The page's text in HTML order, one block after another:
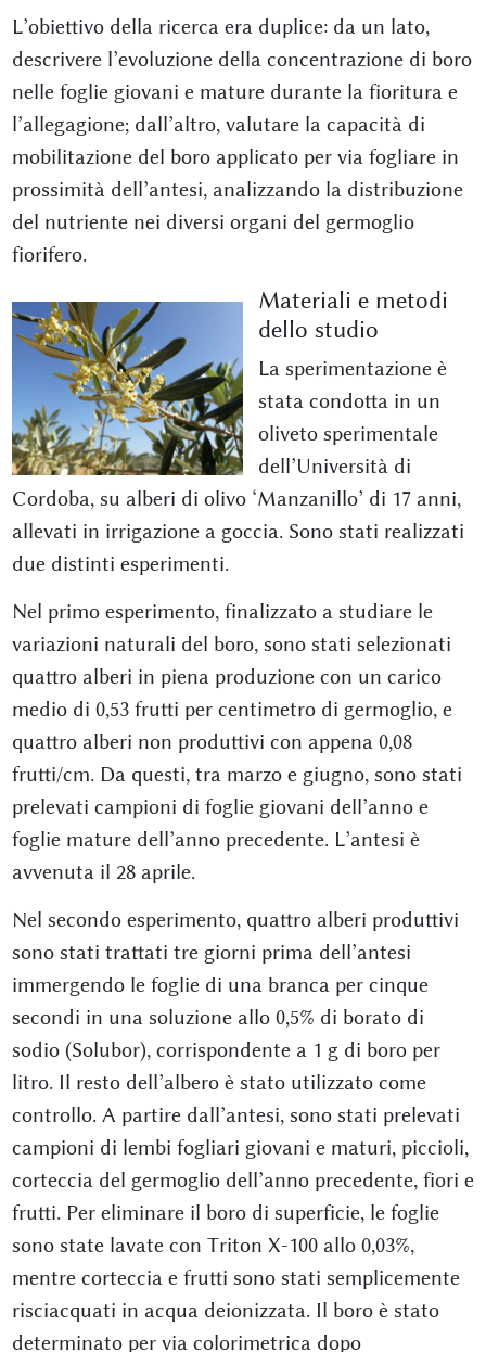
L’obiettivo della ricerca era duplice: da un lato,
descrivere l’evoluzione della concentrazione di boro
nelle foglie giovani e mature durante la fioritura e
l’allegagione; dall’altro, valutare la capacità di
mobilitazione del boro applicato per via fogliare in
prossimità dell’antesi, analizzando la distribuzione
del nutriente nei diversi organi del germoglio
fiorifero.
Materiali e metodi
dello studio
La sperimentazione è
stata condotta in un
oliveto sperimentale
dell’Università di
Cordoba, su alberi di olivo ‘Manzanillo’ di 17 anni,
allevati in irrigazione a goccia. Sono stati realizzati
due distinti esperimenti.
Nel primo esperimento, finalizzato a studiare le
variazioni naturali del boro, sono stati selezionati
quattro alberi in piena produzione con un carico
medio di 0,53 frutti per centimetro di germoglio, e
quattro alberi non produttivi con appena 0,08
frutti/cm. Da questi, tra marzo e giugno, sono stati
prelevati campioni di foglie giovani dell’anno e
foglie mature dell’anno precedente. L’antesi è
avvenuta il 28 aprile.
Nel secondo esperimento, quattro alberi produttivi
sono stati trattati tre giorni prima dell’antesi
immergendo le foglie di una branca per cinque
secondi in una soluzione allo 0,5% di borato di
sodio (Solubor), corrispondente a 1 g di boro per
litro. Il resto dell’albero è stato utilizzato come
controllo. A partire dall’antesi, sono stati prelevati
campioni di lembi fogliari giovani e maturi, piccioli,
corteccia del germoglio dell’anno precedente, fiori e
frutti. Per eliminare il boro di superficie, le foglie
sono state lavate con Triton X-100 allo 0,03%,
mentre corteccia e frutti sono stati semplicemente
risciacquati in acqua deionizzata. Il boro è stato
determinato per via colorimetrica dopo